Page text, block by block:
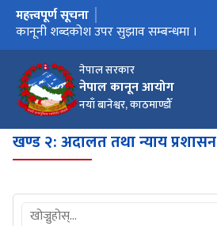
नेपाल सरकार
नेपाल कानून आयोग
नयाँ बानेश्वर, काठमाण्डौँ
मुख्य नेभिगेसनमा जानुहोस्
महत्त्वपूर्ण सूचना
कार्यालय स्थानान्तरण भएको सूचना ।
कानूनी शब्दकोश उपर सुझाव सम्बन्धमा ।
कानूनी शब्दकोश
खण्ड २: अदालत तथा न्याय प्रशासन